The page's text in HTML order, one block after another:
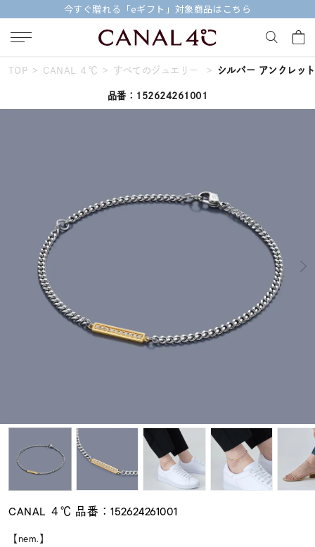
今すぐ贈れる「eギフト」対象商品はこちら
キーワードで検索する
#メンズ ネックレス
ブランド Canal４℃
カテゴリー すべてのジュエリー
TOP CANAL ４℃ すべてのジュエリー シルバー アンクレッ
品番：152624261001
CANAL ４℃ 品番：152624261001
【nem.】